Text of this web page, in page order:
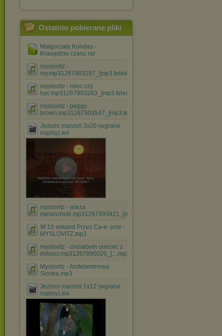
Ostatnio pobierane pliki
Małgorzata Kondas -
Krawędzie czasu.rar
myslovitz -
my.mp31267903287_[mp3.teledyski.info].mp3
myslovitz - miec czy
byc.mp31267903283_[mp3.teledyski.....mp3
myslovitz - peggy
brown.mp31267903547_[mp3.teledyski.i....mp3
Jezioro marzeń 3x20 (wgrane
napisy).avi
myslovitz - wieza
melancholii.mp31267893421_[mp3.teled....mp3
W 10 sekund Przez Ca-e -ycie -
MYSLOVITZ.mp3
myslovitz - chcialbym umrzec z
milosci.mp31267890020_[....mp3
Myslovitz - Amfetaminowa
Siostra.mp3
Jezioro marzeń 1x12 (wgrane
napisy).avi